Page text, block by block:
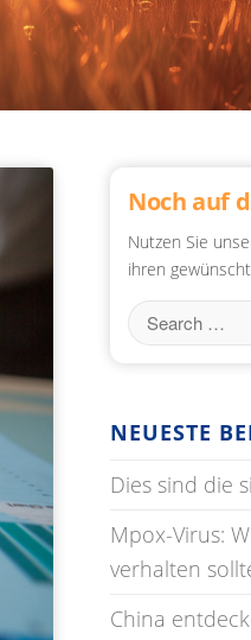
Noch auf
Nutzen Sie
ihren
NEUESTE
Dies sind die
Mpox-Virus:
verhalten
China